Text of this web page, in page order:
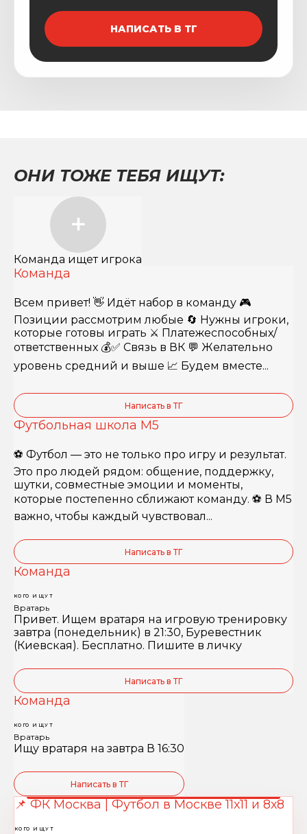
НАПИСАТЬ В ТГ
ОНИ ТОЖЕ ТЕБЯ ИЩУТ:
Команда ищет игрока
Команда
Всем привет! 👋 Идёт набор в команду 🎮
Позиции рассмотрим любые 🔄 Нужны игроки,
которые готовы играть ⚔️ Платежеспособных/
ответственных 💰✅ Связь в ВК 💬 Желательно
уровень средний и выше 📈 Будем вместе...
Написать в ТГ
Футбольная школа М5
⚽️ Футбол — это не только про игру и результат.
Это про людей рядом: общение, поддержку,
шутки, совместные эмоции и моменты,
которые постепенно сближают команду. ⚽️ В М5
важно, чтобы каждый чувствовал...
Написать в ТГ
Команда
КОГО ИЩУТ
Вратарь
Привет. Ищем вратаря на игровую тренировку
завтра (понедельник) в 21:30, Буревестник
(Киевская). Бесплатно. Пишите в личку
Написать в ТГ
Команда
КОГО ИЩУТ
Вратарь
Ищу вратаря на завтра В 16:30
Написать в ТГ
📌 ФК Москва | Футбол в Москве 11х11 и 8х8
КОГО ИЩУТ